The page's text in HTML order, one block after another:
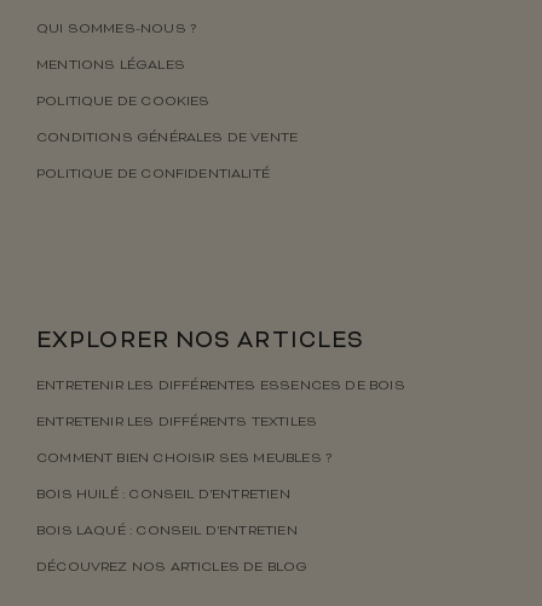
QUI SOMMES-NOUS ?
MENTIONS LÉGALES
POLITIQUE DE COOKIES
CONDITIONS GÉNÉRALES DE VENTE
POLITIQUE DE CONFIDENTIALITÉ
EXPLORER NOS ARTICLES
ENTRETENIR LES DIFFÉRENTES ESSENCES DE BOIS
ENTRETENIR LES DIFFÉRENTS TEXTILES
COMMENT BIEN CHOISIR SES MEUBLES ?
BOIS HUILÉ : CONSEIL D’ENTRETIEN
BOIS LAQUÉ : CONSEIL D’ENTRETIEN
DÉCOUVREZ NOS ARTICLES DE BLOG